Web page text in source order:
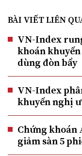
BÀI VIẾT LIÊN
VN-Index
khoán
dùng đòn bẩy
VN-Index
khuyến nghị
Chứng khoán
giảm sàn 5